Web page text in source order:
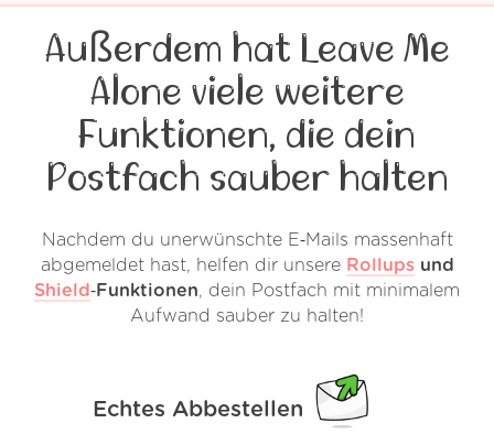
Außerdem hat Leave Me
Alone viele weitere
Funktionen, die dein
Postfach sauber halten
Nachdem du unerwünschte E‑Mails massenhaft
abgemeldet hast, helfen dir unsere Rollupsund
Shield‑Funktionen, dein Postfach mit minimalem
Aufwand sauber zu halten!
Echtes Abbestellen